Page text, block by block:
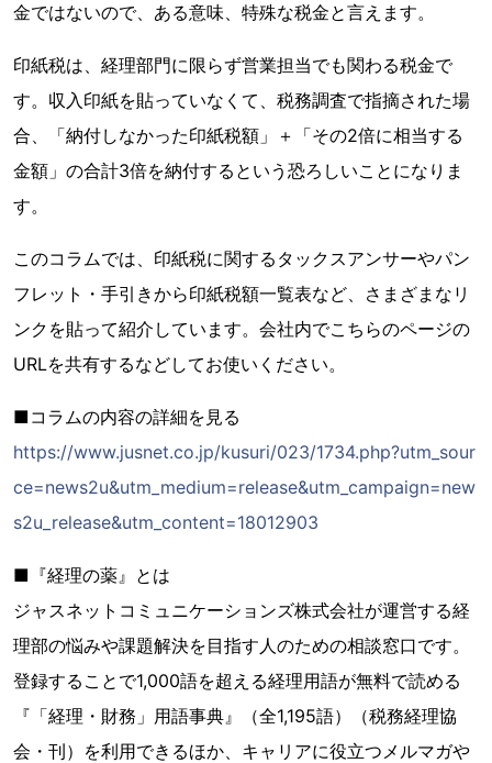
金ではないので、ある意味、特殊な税金と言えます。
印紙税は、経理部門に限らず営業担当でも関わる税金で
す。収入印紙を貼っていなくて、税務調査で指摘された場
合、「納付しなかった印紙税額」＋「その2倍に相当する
金額」の合計3倍を納付するという恐ろしいことになりま
す。
このコラムでは、印紙税に関するタックスアンサーやパン
フレット・手引きから印紙税額一覧表など、さまざまなリ
ンクを貼って紹介しています。会社内でこちらのページの
URLを共有するなどしてお使いください。
■コラムの内容の詳細を見る
https://www.jusnet.co.jp/kusuri/023/1734.php?utm_sour
ce=news2u&utm_medium=release&utm_campaign=new
s2u_release&utm_content=18012903
■『経理の薬』とは
ジャスネットコミュニケーションズ株式会社が運営する経
理部の悩みや課題解決を目指す人のための相談窓口です。
登録することで1,000語を超える経理用語が無料で読める
『「経理・財務」用語事典』（全1,195語）（税務経理協
会・刊）を利用できるほか、キャリアに役立つメルマガや